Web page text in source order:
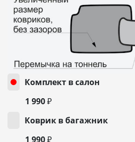
Комплект в салон
1 990 ₽
Коврик в багажник
1 990 ₽